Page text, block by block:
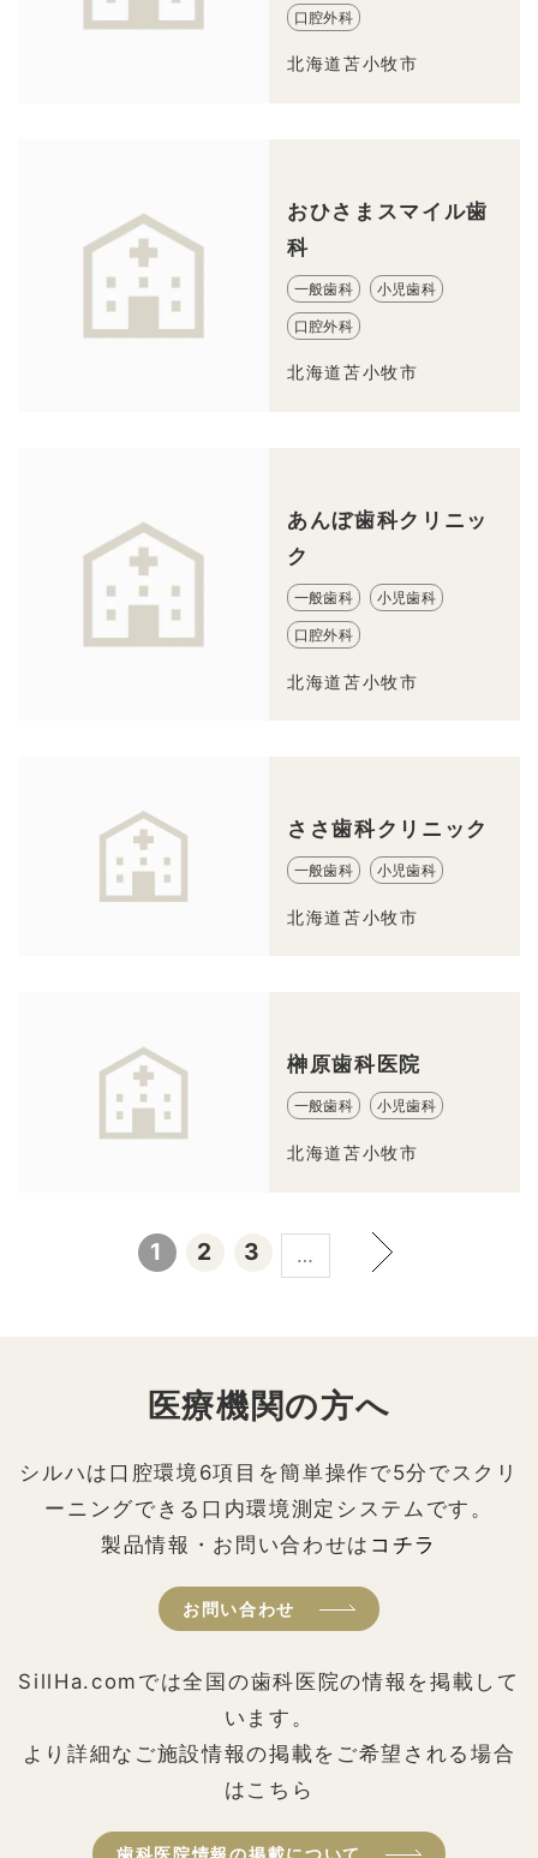
口腔外科
北海道苫小牧市
おひさまスマイル歯
科
一般歯科 小児歯科
口腔外科
北海道苫小牧市
あんぼ歯科クリニッ
ク
一般歯科 小児歯科
口腔外科
北海道苫小牧市
ささ歯科クリニック
一般歯科 小児歯科
北海道苫小牧市
榊原歯科医院
一般歯科 小児歯科
北海道苫小牧市
1 2 3 …
医療機関の方へ
シルハは口腔環境6項目を簡単操作で5分でスクリ
ーニングできる口内環境測定システムです。
製品情報・お問い合わせは コチラ
お問い合わせ
SillHa.comでは全国の歯科医院の情報を掲載して
います。
より詳細なご施設情報の掲載をご希望される場合
はこちら